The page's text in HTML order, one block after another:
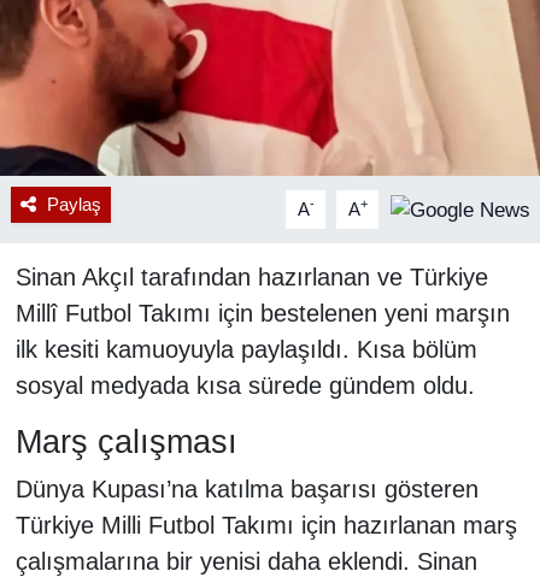
Paylaş A- A+
Sinan Akçıl tarafından hazırlanan ve Türkiye
Millî Futbol Takımı için bestelenen yeni marşın
ilk kesiti kamuoyuyla paylaşıldı. Kısa bölüm
sosyal medyada kısa sürede gündem oldu.
Marş çalışması
Dünya Kupası’na katılma başarısı gösteren
Türkiye Milli Futbol Takımı için hazırlanan marş
çalışmalarına bir yenisi daha eklendi. Sinan